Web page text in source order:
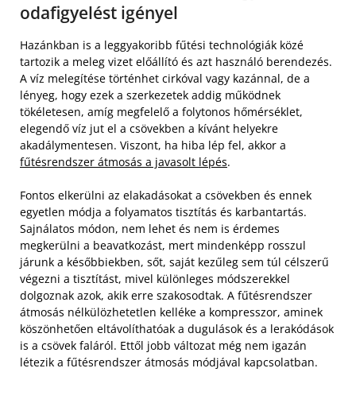
odafigyelést igényel
Hazánkban is a leggyakoribb fűtési technológiák közé
tartozik a meleg vizet előállító és azt használó berendezés.
A víz melegítése történhet cirkóval vagy kazánnal, de a
lényeg, hogy ezek a szerkezetek addig működnek
tökéletesen, amíg megfelelő a folytonos hőmérséklet,
elegendő víz jut el a csövekben a kívánt helyekre
akadálymentesen. Viszont, ha hiba lép fel, akkor a
fűtésrendszer átmosás a javasolt lépés.
Fontos elkerülni az elakadásokat a csövekben és ennek
egyetlen módja a folyamatos tisztítás és karbantartás.
Sajnálatos módon, nem lehet és nem is érdemes
megkerülni a beavatkozást, mert mindenképp rosszul
járunk a későbbiekben, sőt, saját kezűleg sem túl célszerű
végezni a tisztítást, mivel különleges módszerekkel
dolgoznak azok, akik erre szakosodtak. A fűtésrendszer
átmosás nélkülözhetetlen kelléke a kompresszor, aminek
köszönhetően eltávolíthatóak a dugulások és a lerakódások
is a csövek faláról. Ettől jobb változat még nem igazán
létezik a fűtésrendszer átmosás módjával kapcsolatban.